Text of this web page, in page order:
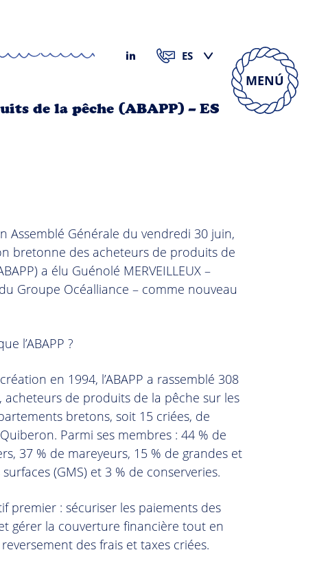
MENÚ
de la pêche (ABAPP) – ES
Assemblé Générale du vendredi 30 juin,
bretonne des acheteurs de produits de
a élu Guénolé MERVEILLEUX –
Groupe Océalliance – comme nouveau
l’ABAPP ?
en 1994, l’ABAPP a rassemblé 308
acheteurs de produits de la pêche sur les
bretons, soit 15 criées, de
Parmi ses membres : 44 % de
37 % de mareyeurs, 15 % de grandes et
(GMS) et 3 % de conserveries.
premier : sécuriser les paiements des
gérer la couverture financière tout en
des frais et taxes criées.